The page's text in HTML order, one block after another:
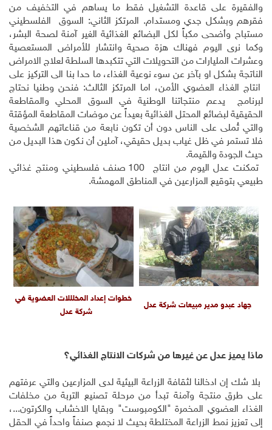
والفقيرة على قاعدة التشغيل فقط ما يساهم في التخفيف من
فقرهم وبشكل جدي ومستدام. المرتكز الثاني: السوق الفلسطيني
مستباح وأضحى مكباً لكل البضائع الغذائية الغير آمنة لصحة البشر،
وكما نرى اليوم فهناك هزة صحية وانتشار للأمراض المستعصية
وعشرات المليارات من التحويلات التي تتكبدها السلطة لعلاج الامراض
الناتجة بشكل او بآخر عن سوء نوعية الغذاء، ما حدا بنا الى التركيز على
انتاج الغذاء العضوي الأمن، اما المرتكز الثالث: فنحن وطنيا نحتاج
لبرنامج يدعم منتجاتنا الوطنية في السوق المحلي والمقاطعة
الحقيقية لبضائع المحتل الغذائية بعيداً عن موضات المقاطعة المؤقتة
والتي تُملى على الناس دون أن تكون نابعة من قناعاتهم الشخصية
فلا تستمر في ظل غياب بديل حقيقي، آملين أن نكون هذا البديل من
حيث الجودة والقيمة.
تمكنت عدل اليوم من انتاج 100 صنف فلسطيني ومنتج غذائي
طبيعي بتوقيع المزارعين في المناطق المهمشة.
جهاد عبدو مدير مبيعات شركة عدل
خطوات إعداد المخلللات العضوية في
شركة عدل
ماذا يميز عدل عن غيرها من شركات الانتاج الغذائي؟
بلا شك إن ادخالنا لثقافة الزراعة البيئية لدى المزارعين والتي عرفتهم
على طرق منتجة وآمنة تبدأ من مرحلة تصنيع التربة من مخلفات
الغذاء العضوي المخمرة "الكومبوست" وبقايا الاخشاب والكرتون...،
إلى تعزيز نمط الزراعة المختلطة بحيث لا نجمع صنفاً واحداً في الحقل